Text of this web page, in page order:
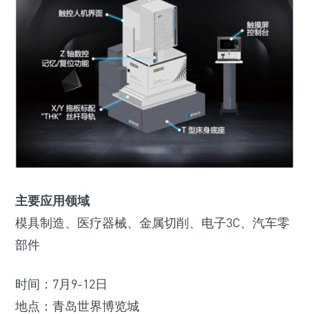
主要应用领域
模具制造、医疗器械、金属切削、电子3C、汽车零
部件
时间：7月9-12日
地点：青岛世界博览城